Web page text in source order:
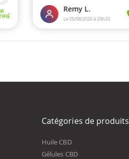
Catégories de produits
Huile CBD
Gélules CBD